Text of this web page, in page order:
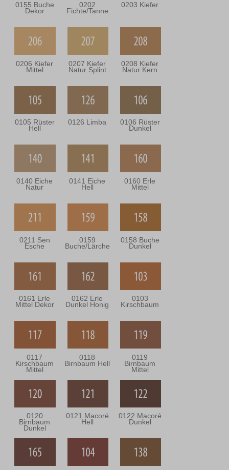
0155 Buche
Dekor
0202
Fichte/Tanne
0203 Kiefer
0206 Kiefer
Mittel
0207 Kiefer
Natur Splint
0208 Kiefer
Natur Kern
0105 Rüster
Hell
0126 Limba 0106 Rüster
Dunkel
0140 Eiche
Natur
0141 Eiche
Hell
0160 Erle
Mittel
0211 Sen
Esche
0159
Buche/Lärche
0158 Buche
Dunkel
0161 Erle
Mittel Dekor
0162 Erle
Dunkel Honig
0103
Kirschbaum
0117
Kirschbaum
Mittel
0118
Birnbaum Hell
0119
Birnbaum
Mittel
0120
Birnbaum
Dunkel
0121 Macoré
Hell
0122 Macoré
Dunkel